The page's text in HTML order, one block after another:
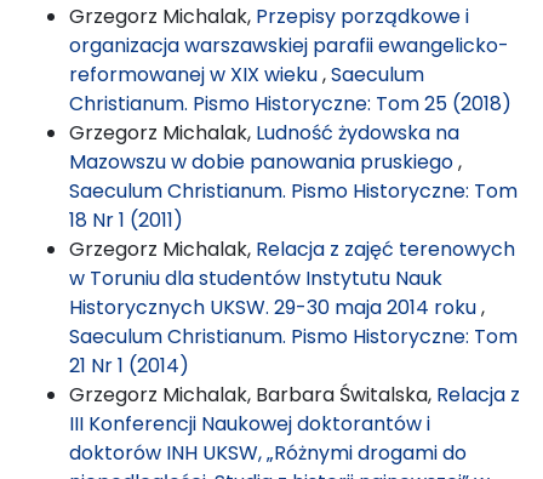
Grzegorz Michalak, Przepisy porządkowe i
organizacja warszawskiej parafii ewangelicko-
reformowanej w XIX wieku,Saeculum
Christianum. Pismo Historyczne: Tom 25 (2018)
Grzegorz Michalak, Ludność żydowska na
Mazowszu w dobie panowania pruskiego,
Saeculum Christianum. Pismo Historyczne: Tom
18 Nr 1 (2011)
Grzegorz Michalak, Relacja z zajęć terenowych
w Toruniu dla studentów Instytutu Nauk
Historycznych UKSW. 29-30 maja 2014 roku,
Saeculum Christianum. Pismo Historyczne: Tom
21 Nr 1 (2014)
Grzegorz Michalak, Barbara Świtalska, Relacja z
III Konferencji Naukowej doktorantów i
doktorów INH UKSW, „Różnymi drogami do